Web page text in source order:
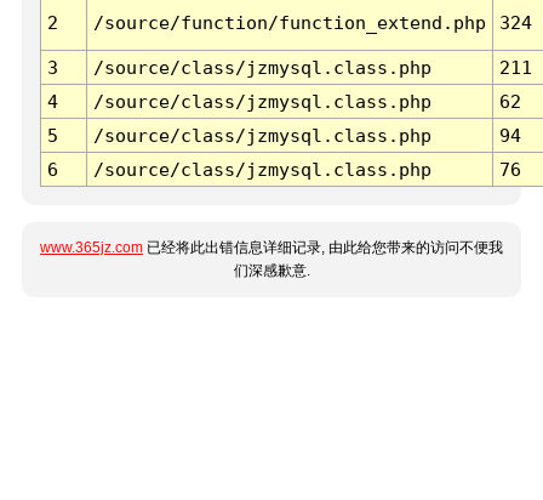
2 /source/function/function_extend.php 324
3 /source/class/jzmysql.class.php
211
4
/source/class/jzmysql.class.php
62
5
/source/class/jzmysql.class.php
94
6
/source/class/jzmysql.class.php 76
www.365jz.com 已经将此出错信息详细记录, 由此给您带来的访问不便我
们深感歉意.